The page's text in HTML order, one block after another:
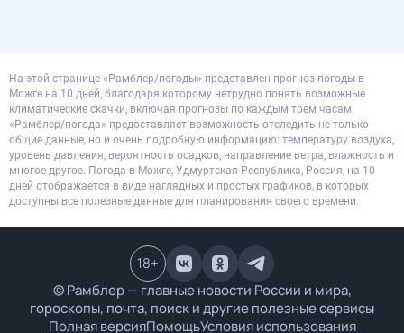
На этой странице «Рамблер/погоды» представлен прогноз погоды в
Можге на 10 дней, благодаря которому нетрудно понять возможные
климатические скачки, включая прогнозы по каждым трем часам.
«Рамблер/погода» предоставляет возможность отследить не только
общие данные, но и очень подробную информацию: температуру воздуха,
уровень давления, вероятность осадков, направление ветра, влажность и
многое другое. Погода в Можге, Удмуртская Республика, Россия, на 10
дней отображается в виде наглядных и простых графиков, в которых
доступны все полезные данные для планирования своего времени.
© Рамблер — главные новости России и мира,
гороскопы, почта, поиск и другие полезные сервисы
Полная версияПомощьУсловия использования
18+